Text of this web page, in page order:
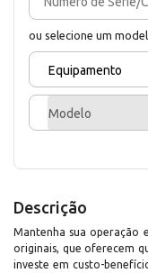
ou selecione um
Equipamento
Modelo
Descrição
Mantenha sua operação
originais, que oferecem
investe em custo-